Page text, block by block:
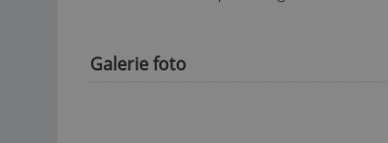
Galerie foto